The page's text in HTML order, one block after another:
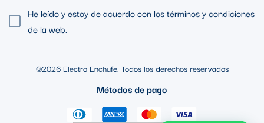
He leído y estoy de acuerdo con lostérminos y condiciones
de la web.
©2026 Electro Enchufe. Todos los derechos reservados
Métodos de pago